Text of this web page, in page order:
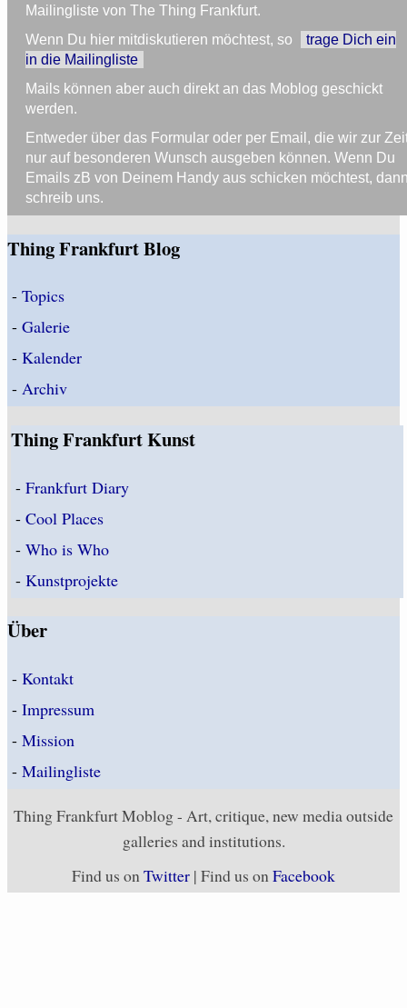
Mailingliste von The Thing Frankfurt.
Wenn Du hier mitdiskutieren möchtest, so
trage Dich ein
in die Mailingliste
Mails können aber auch direkt an das Moblog geschickt
werden.
Entweder über das Formular oder per Email, die wir zur
nur auf besonderen Wunsch ausgeben können. Wenn Du
Emails zB von Deinem Handy aus schicken möchtest,
schreib uns.
Thing Frankfurt Blog
- Topics
- Galerie
- Kalender
- Archiv
Thing Frankfurt Kunst
-Frankfurt Diary
-Cool Places
-Who is Who
-Kunstprojekte
Über
- Kontakt
- Impressum
- Mission
- Mailingliste
Thing Frankfurt Moblog - Art, critique, new media outside
galleries and institutions.
Find us onTwitter | Find us onFacebook